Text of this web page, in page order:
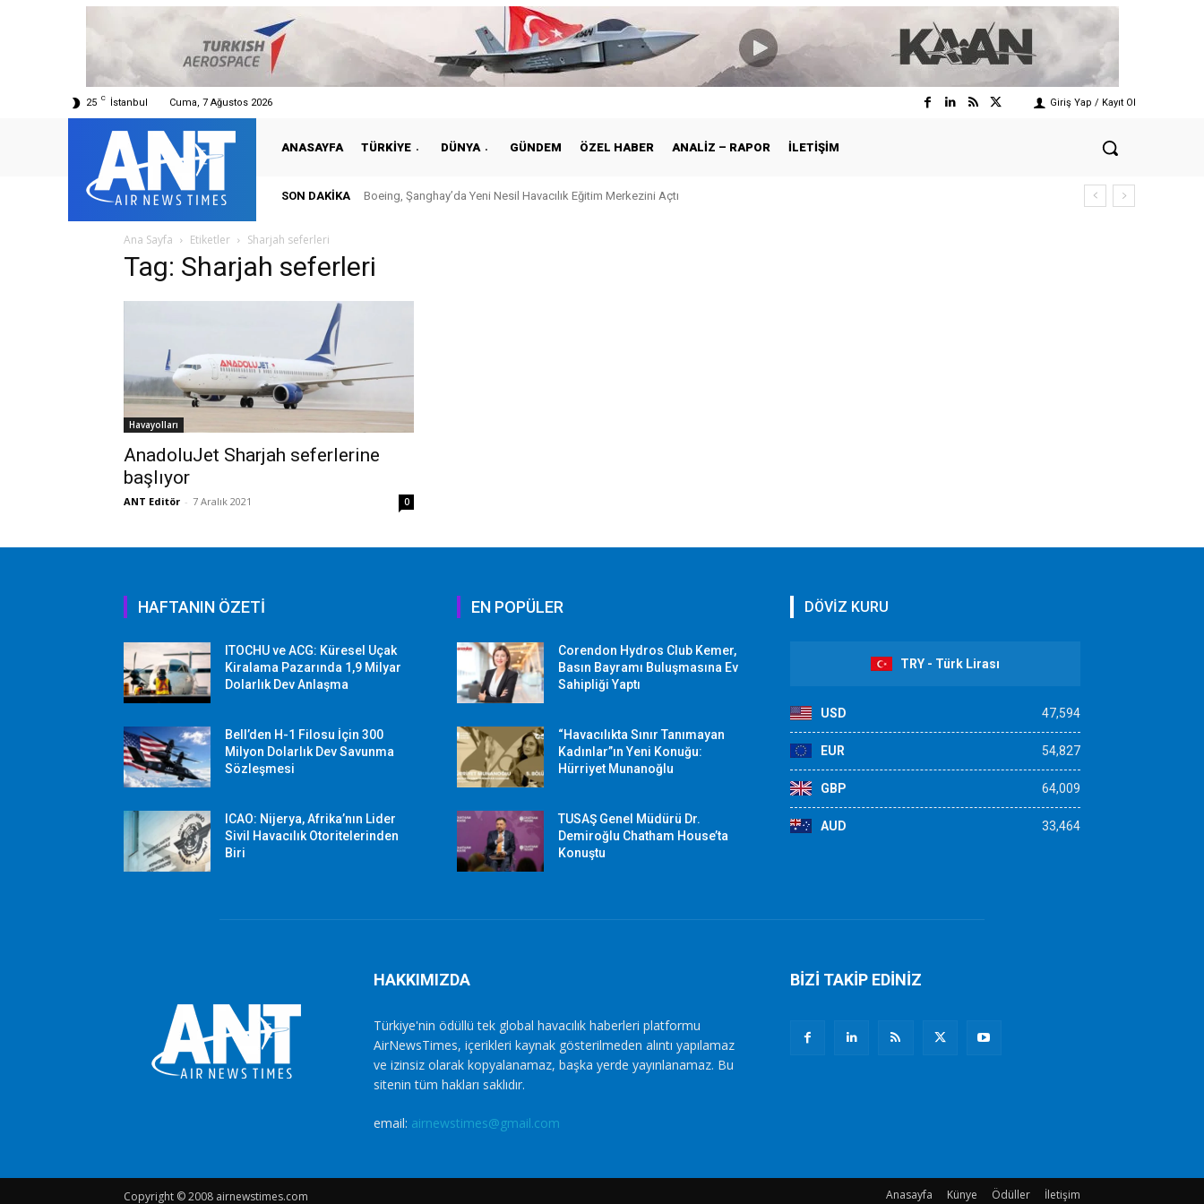
25 C İstanbul Cuma, 7 Ağustos 2026 Giriş Yap / Kayıt Ol
ANASAYFA TÜRKIYE DÜNYA GÜNDEM ÖZEL HABER ANALIZ – RAPOR İLETIŞIM
SON DAKIKA Boeing, Şanghay’da Yeni Nesil Havacılık Eğitim Merkezini Açtı
Ana Sayfa Etiketler Sharjah seferleri
Tag: Sharjah seferleri
Havayolları
AnadoluJet Sharjah seferlerine
başlıyor
ANT Editör - 7 Aralık 2021 0
HAFTANIN ÖZETİ
ITOCHU ve ACG: Küresel Uçak
Kiralama Pazarında 1,9 Milyar
Dolarlık Dev Anlaşma
Bell’den H-1 Filosu İçin 300
Milyon Dolarlık Dev Savunma
Sözleşmesi
ICAO: Nijerya, Afrika’nın Lider
Sivil Havacılık Otoritelerinden
Biri
EN POPÜLER
Corendon Hydros Club Kemer,
Basın Bayramı Buluşmasına Ev
Sahipliği Yaptı
“Havacılıkta Sınır Tanımayan
Kadınlar”ın Yeni Konuğu:
Hürriyet Munanoğlu
TUSAŞ Genel Müdürü Dr.
Demiroğlu Chatham House’ta
Konuştu
DÖVİZ KURU
TRY - Türk Lirası
USD 47,594
EUR 54,827
GBP 64,009
AUD 33,464
HAKKIMIZDA
Türkiye'nin ödüllü tek global havacılık haberleri platformu
AirNewsTimes, içerikleri kaynak gösterilmeden alıntı yapılamaz
ve izinsiz olarak kopyalanamaz, başka yerde yayınlanamaz. Bu
sitenin tüm hakları saklıdır.
email: airnewstimes@gmail.com
BİZİ TAKİP EDİNİZ
Copyright © 2008 airnewstimes.com Anasayfa Künye Ödüller İletişim